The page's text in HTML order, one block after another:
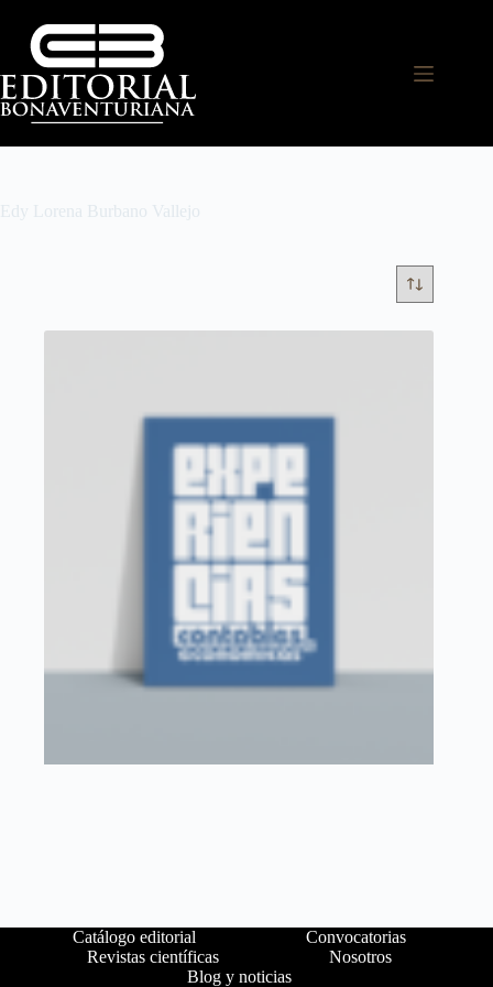
Edy Lorena Burbano Vallejo
Catálogo editorial
Convocatorias
Revistas científicas
Nosotros
Blog y noticias